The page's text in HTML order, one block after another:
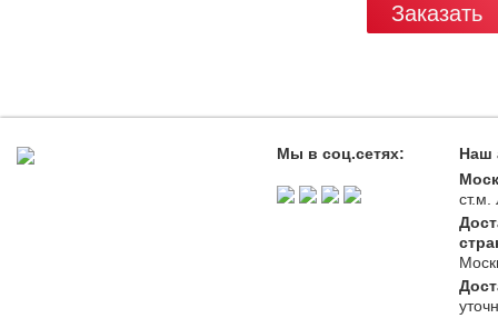
Заказать
Мы в соц.сетях:
Наш
ст.м.